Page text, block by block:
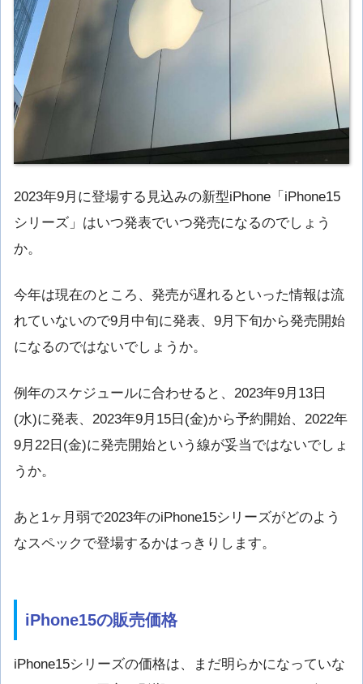
2023年9月に登場する見込みの新型iPhone「iPhone15
シリーズ」はいつ発表でいつ発売になるのでしょう
か。
今年は現在のところ、発売が遅れるといった情報は流
れていないので9月中旬に発表、9月下旬から発売開始
になるのではないでしょうか。
例年のスケジュールに合わせると、2023年9月13日
(水)に発表、2023年9月15日(金)から予約開始、2022年
9月22日(金)に発売開始という線が妥当ではないでしょ
うか。
あと1ヶ月弱で2023年のiPhone15シリーズがどのよう
なスペックで登場するかはっきりします。
iPhone15の販売価格
iPhone15シリーズの価格は、まだ明らかになっていな